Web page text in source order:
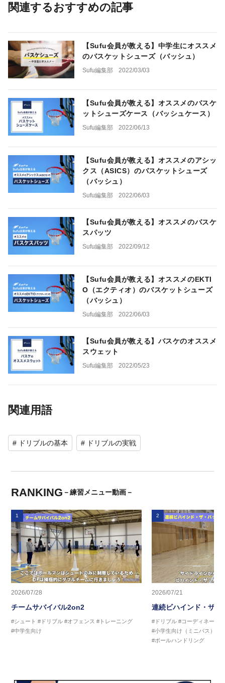
関連するおすすめの記事
【Sufu会員が教える】中学生にオススメ
のバスケットシューズ（バッシュ）
Sufu編集部 2022/03/03
【Sufu会員が教える】オススメのバスケ
ットシューズケース（バッシュケース）
Sufu編集部 2022/06/13
【Sufu会員が教える】オススメのアシッ
クス（ASICS）のバスケットシューズ
（バッシュ）
Sufu編集部 2022/06/03
【Sufu会員が教える】オススメのバスケ
スパッツ
Sufu編集部 2022/09/12
【Sufu会員が教える】オススメのEKTI
O（エクティオ）のバスケットシューズ
（バッシュ）
Sufu編集部 2022/06/03
【Sufu会員が教える】バスケのオススメ
スウェット
Sufu編集部 2022/05/23
関連用語
# ドリブルの基本 # ドリブルの実戦
RANKING －練習メニュー動画－
1
2026/07/28
チームサバイバル2on2
#シュート #ドリブル #オフェンス #トレーニング
#中学生向け
2
2026/07/21
連続ビハインド・ザ・
#ドリブル #コーディネーシ
#小学生向け（ミニバス）
#ボールハンドリング